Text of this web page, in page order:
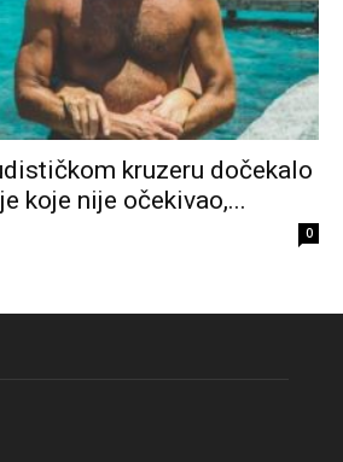
kruzeru dočekalo
koje nije očekivao,...
0